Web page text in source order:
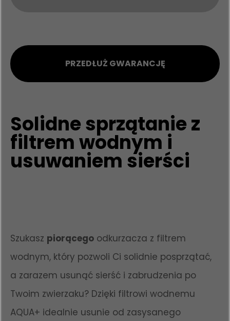
Solidne sprzątanie z
filtrem wodnym i
usuwaniem sierści
PRZEDŁUŻ GWARANCJĘ
Szukasz piorącego odkurzacza z filtrem
wodnym, który pozwoli Ci solidnie posprzątać,
a zarazem usunąć sierść i zabrudzenia po
Twoim zwierzaku? Dzięki filtrowi wodnemu
AQUA+ idealnie usunie od zasysanego